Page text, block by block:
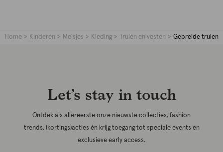
Home Kinderen Meisjes Kleding Truien en vesten Gebreide truien
Let’s stay in touch
Ontdek als allereerste onze nieuwste collecties, fashion
trends, (kortings)acties én krijg toegang tot speciale events en
exclusieve early access.